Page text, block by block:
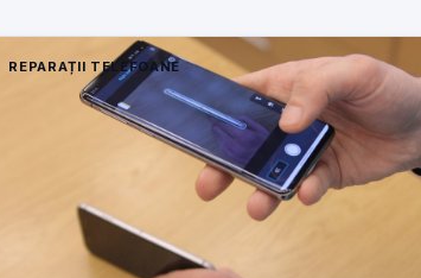
REPARAȚII TELEFOANE